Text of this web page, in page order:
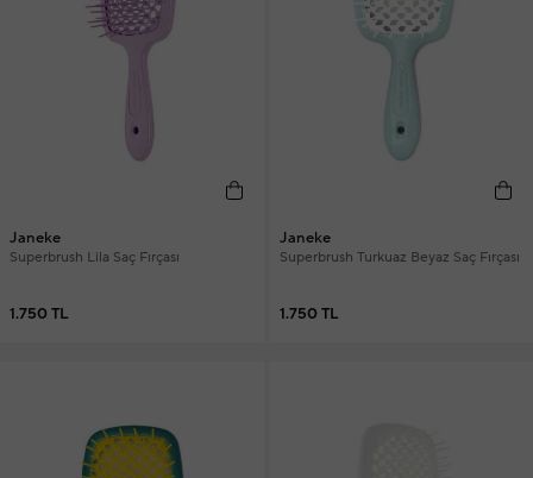
Janeke
Superbrush Lila Saç Fırçası
1.750 TL
Janeke
Superbrush Turkuaz Beyaz Saç Fırçası
1.750 TL